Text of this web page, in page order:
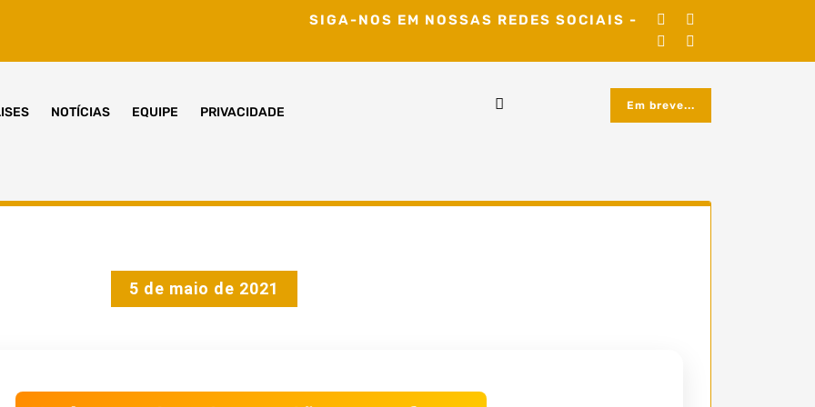
SIGA-NOS EM NOSSAS REDES SOCIAIS -
NOTÍCIAS EQUIPE PRIVACIDADE Em breve...
5 de maio de 2021